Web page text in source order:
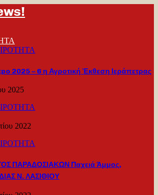
2025 – 6 η Αγροτική Έκθεση Ιεράπετρας
2025
2022
ΠΑΡΑΔΟΣΙΑΚΩΝ Παχειά Άμμος,
Ν. ΛΑΣΙΘΙΟΥ